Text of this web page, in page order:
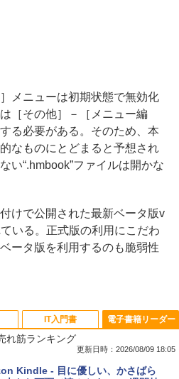
メニューは初期状態で無効化
［その他］－［メニュー編
る必要がある。そのため、本
なものにとどまると予想され
い“.hmbook”ファイルは開かな
けで公開された最新ベータ版v
いる。正式版の利用にこだわ
ータ版を利用するのも脆弱性
2026 MacBook Neo A18 Proチッ
ギフトカード - 800 Robux 【限
IT入門書
パスポート公式テキスト 第４版
電子書籍リーダー
れ筋ランキング
更新日時：2026/08/09 18:05
Kindle - 目に優しい、かさばら